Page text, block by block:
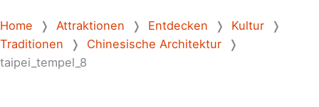
Home ❭ Attraktionen ❭ Entdecken ❭ Kultur ❭
Traditionen ❭ Chinesische Architektur ❭
taipei_tempel_8